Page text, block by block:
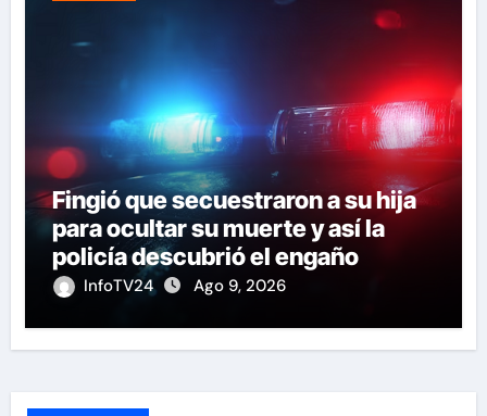
Fingió que secuestraron a su hija
para ocultar su muerte y así la
policía descubrió el engaño
InfoTV24 Ago 9, 2026